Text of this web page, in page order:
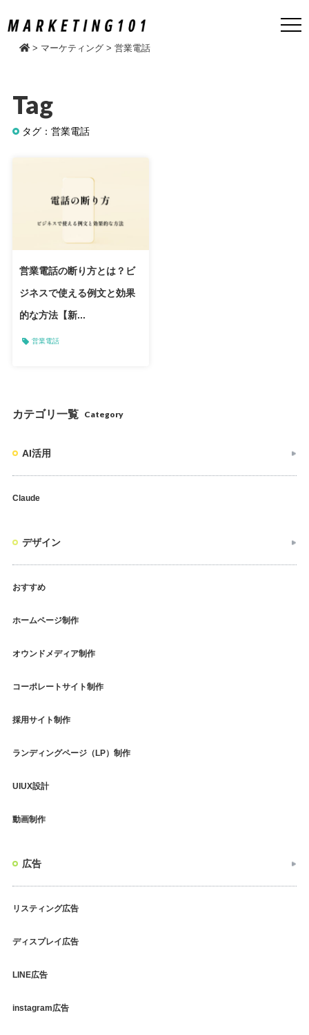
> マーケティング > 営業電話
Tag
タグ：営業電話
営業電話の断り方とは？ビ
ジネスで使える例文と効果
的な方法【新...
営業電話
カテゴリ一覧 Category
AI活用
Claude
デザイン
おすすめ
ホームページ制作
オウンドメディア制作
コーポレートサイト制作
採用サイト制作
ランディングページ（LP）制作
UIUX設計
動画制作
広告
リスティング広告
ディスプレイ広告
LINE広告
instagram広告